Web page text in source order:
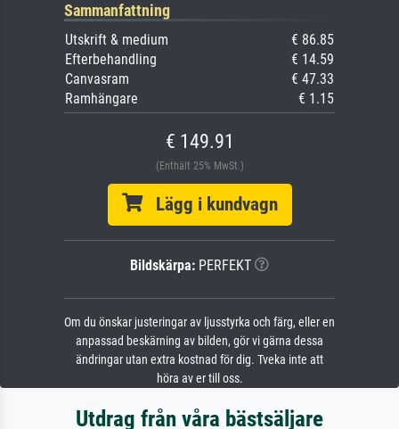
Sammanfattning
Utskrift & medium
€ 86.85
Efterbehandling
€ 14.59
Canvasram
€ 47.33
Ramhängare
€ 1.15
€ 149.91
(Enthält 25% MwSt.)
Lägg i kundvagn
Bildskärpa: PERFEKT
Om du önskar justeringar av ljusstyrka och färg, eller en
anpassad beskärning av bilden, gör vi gärna dessa
ändringar utan extra kostnad för dig. Tveka inte att
höra av er till oss.
Utdrag från våra bästsäljare